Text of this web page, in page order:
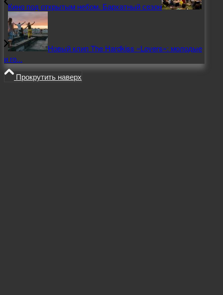
Кино под открытым небом. Бархатный сезон
Новый клип The Hardkiss «Lovers»: молодые
и го...
Прокрутить наверх